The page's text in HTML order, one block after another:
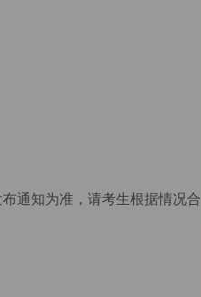
通知为准，请考生根据情况合